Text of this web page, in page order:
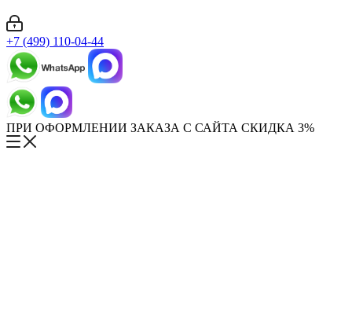
+7 (499) 110-04-44
ПРИ ОФОРМЛЕНИИ ЗАКАЗА С САЙТА СКИДКА 3%